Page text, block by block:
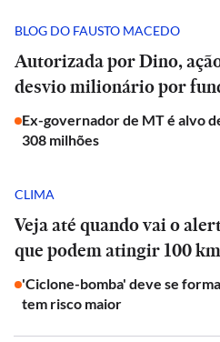
BLOG DO FAUSTO MACEDO
Autorizada por Dino,
desvio milionário por
Ex-governador de MT é alvo
308 milhões
CLIMA
Veja até quando vai o
que podem atingir 100
'Ciclone-bomba' deve se
tem risco maior